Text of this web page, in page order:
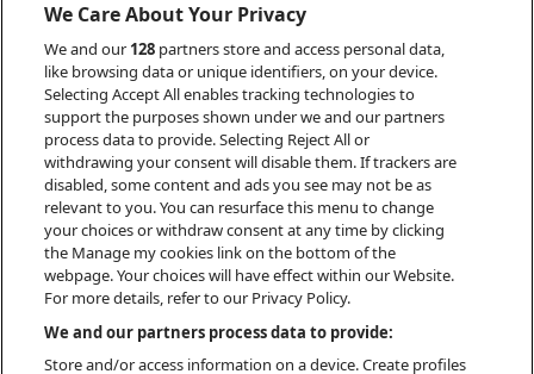
AIM Independent Music Awards. Das Album
kletterte in ihrer Heimat Großbritannien
bis auf Platz 3 der Charts und konnte in
vielen weiteren europäischen Ländern,
darunter auch in Deutschland, die Top 10
knacken. Und dies alles mit einem
bedächtigen, in Momenten regelrecht
zerbrechlichen Sound und höchst
lyrischen Texten über mentale
Erkrankungen, Betrug und Verrat oder das
(ihr gut bekannte) Gefühl, ein
Außenseiter zu sein. Für dieses Jahr
We Care About Your Privacy
We and our 128 partners store and access personal data,
like browsing data or unique identifiers, on your device.
Selecting Accept All enables tracking technologies to
support the purposes shown under we and our partners
process data to provide. Selecting Reject All or
withdrawing your consent will disable them. If trackers are
disabled, some content and ads you see may not be as
relevant to you. You can resurface this menu to change
your choices or withdraw consent at any time by clicking
the Manage my cookies link on the bottom of the
webpage. Your choices will have effect within our Website.
For more details, refer to our Privacy Policy.
We and our partners process data to provide:
Store and/or access information on a device. Create profiles